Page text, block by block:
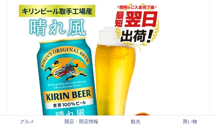
グルメ 開店・閉店情報 観光 買い物